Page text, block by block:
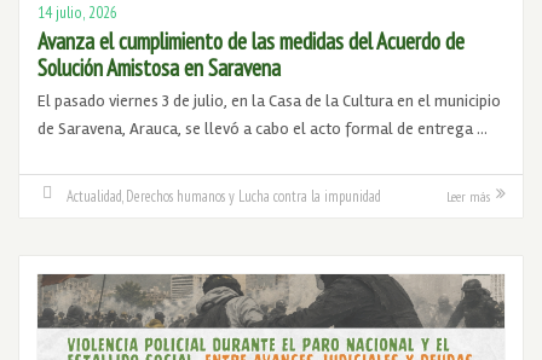
14 julio, 2026
Avanza el cumplimiento de las medidas del Acuerdo de
Solución Amistosa en Saravena
El pasado viernes 3 de julio, en la Casa de la Cultura en el municipio
de Saravena, Arauca, se llevó a cabo el acto formal de entrega …
Actualidad Derechos humanos y Lucha contra la impunidad Leer más